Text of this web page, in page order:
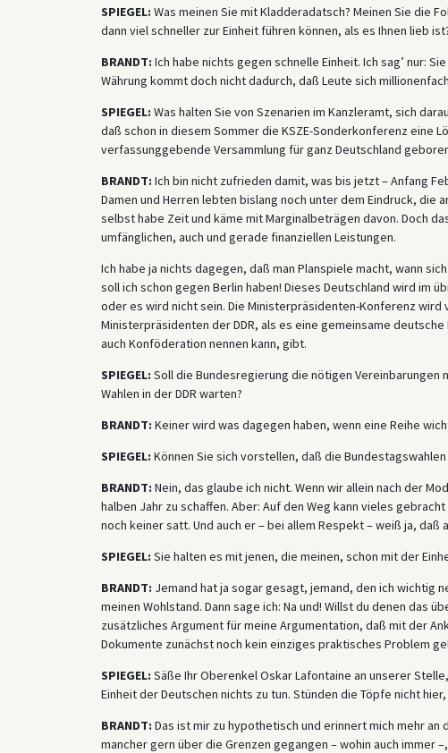
SPIEGEL: Was meinen Sie mit Kladderadatsch? Meinen Sie die
dann viel schneller zur Einheit führen können, als es Ihnen lieb
BRANDT: Ich habe nichts gegen schnelle Einheit. Ich sag’ nur:
Währung kommt doch nicht dadurch, daß Leute sich
SPIEGEL: Was halten Sie von Szenarien im Kanzleramt, sich
daß schon in diesem Sommer die KSZE-Sonderkonferenz eine
verfassunggebende Versammlung für ganz Deutschland
BRANDT: Ich bin nicht zufrieden damit, was bis jetzt – Anfang
Damen und Herren lebten bislang noch unter dem Eindruck,
selbst habe Zeit und käme mit Marginalbeträgen davon. Doch
umfänglichen, auch und gerade finanziellen Leistungen.
Ich habe ja nichts dagegen, daß man Planspiele macht, wann
soll ich schon gegen Berlin haben! Dieses Deutschland wird im
oder es wird nicht sein. Die Ministerpräsidenten-Konferenz
Ministerpräsidenten der DDR, als es eine gemeinsame
auch Konföderation nennen kann, gibt.
SPIEGEL: Soll die Bundesregierung die nötigen
Wahlen in der DDR warten?
BRANDT: Keiner wird was dagegen haben, wenn eine Reihe
SPIEGEL: Können Sie sich vorstellen, daß die Bundestagswahlen
BRANDT: Nein, das glaube ich nicht. Wenn wir allein nach der
halben Jahr zu schaffen. Aber: Auf den Weg kann vieles
noch keiner satt. Und auch er – bei allem Respekt – weiß ja,
SPIEGEL: Sie halten es mit jenen, die meinen, schon mit der
BRANDT: Jemand hat ja sogar gesagt, jemand, den ich wichtig
meinen Wohlstand. Dann sage ich: Na und! Willst du denen das
zusätzliches Argument für meine Argumentation, daß mit der
Dokumente zunächst noch kein einziges praktisches Problem
SPIEGEL: Säße Ihr Oberenkel Oskar Lafontaine an unserer
Einheit der Deutschen nichts zu tun. Stünden die Töpfe nicht
BRANDT: Das ist mir zu hypothetisch und erinnert mich mehr
mancher gern über die Grenzen gegangen – wohin auch